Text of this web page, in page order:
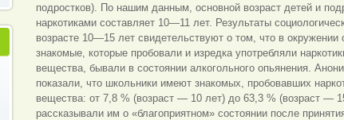
подростков). По нашим данным, основной возраст детей и
наркотиками составляет 10—11 лет. Результаты
возрасте 10—15 лет свидетельствуют о том, что в окружении
знакомые, которые пробовали и изредка употребляли
вещества, бывали в состоянии алкогольного опьянения.
показали, что школьники имеют знакомых, пробовавших
вещества: от 7,8 % (возраст — 10 лет) до 63,3 % (возраст —
рассказывали им о «благоприятном» состоянии после